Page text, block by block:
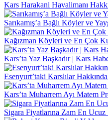
Kars Harakani Havalimanı
Sarıkamış’a Bağlı Köyler ve
Kağızman Köyleri ve En Çok
Kars’ta Yaz Başkadır | Kars
Esenyurt’taki Karslılar
Kars’ta Muharrem Ayı Matem
Sigara Fiyatlarına Zam En